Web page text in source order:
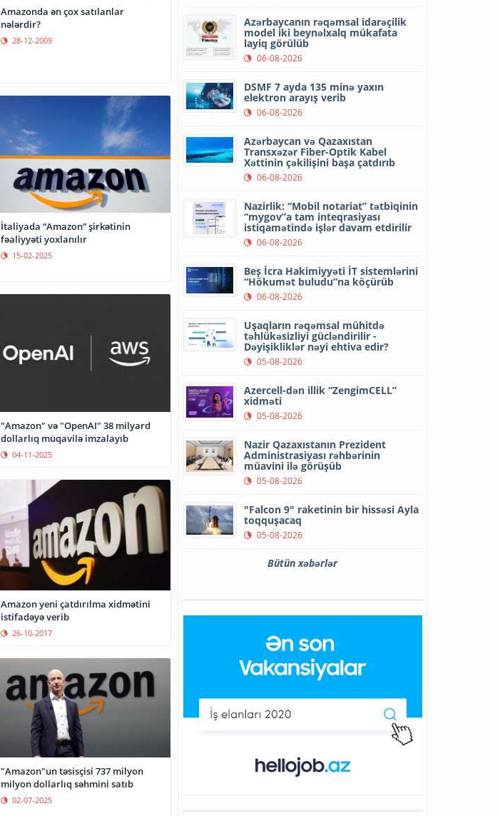
Amazonda ən çox satılanlar
nələrdir?
28-12-2009
İtaliyada “Amazon” şirkətinin
fəaliyyəti yoxlanılır
15-02-2025
"Amazon" və "OpenAI" 38 milyard
dollarlıq müqavilə imzalayıb
04-11-2025
Amazon yeni çatdırılma xidmətini
istifadəyə verib
26-10-2017
"Amazon"un təsisçisi 737 milyon
milyon dollarlıq səhmini satıb
02-07-2025
Azərbaycanın rəqəmsal idarəçilik
model iki beynəlxalq mükafata
layiq görülüb
06-08-2026
DSMF 7 ayda 135 minə yaxın
elektron arayış verib
06-08-2026
Azərbaycan və Qazaxıstan
Transxəzər Fiber-Optik Kabel
Xəttinin çəkilişini başa çatdırıb
06-08-2026
Nazirlik: “Mobil notariat” tətbiqinin
“mygov”a tam inteqrasiyası
istiqamətində işlər davam etdirilir
06-08-2026
Beş İcra Hakimiyyəti İT sistemlərini
“Hökumət buludu”na köçürüb
06-08-2026
Uşaqların rəqəmsal mühitdə
təhlükəsizliyi gücləndirilir -
Dəyişikliklər nəyi ehtiva edir?
05-08-2026
Azercell-dən illik “ZengimCELL”
xidməti
05-08-2026
Nazir Qazaxıstanın Prezident
Administrasiyası rəhbərinin
müavini ilə görüşüb
05-08-2026
"Falcon 9" raketinin bir hissəsi Ayla
toqquşacaq
05-08-2026
Bütün xəbərlər